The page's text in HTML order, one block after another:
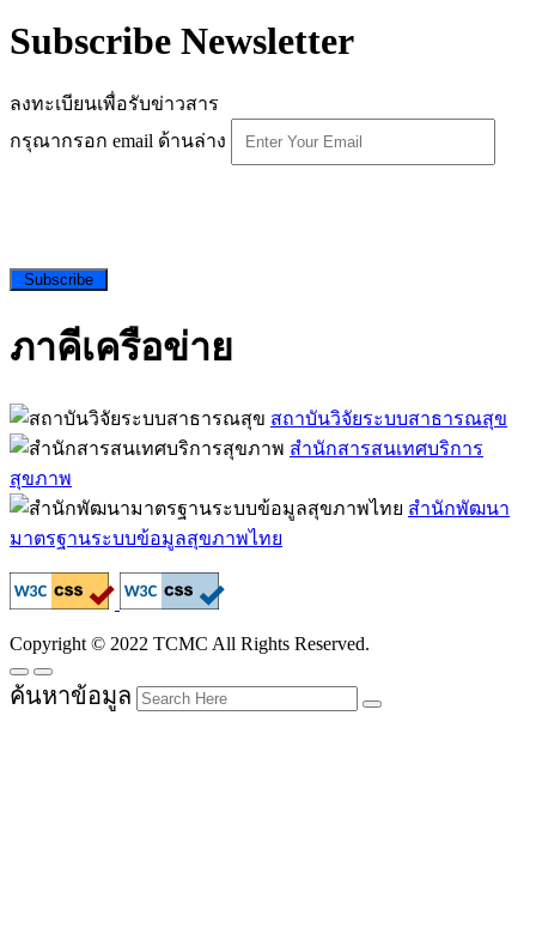
Subscribe Newsletter
ลงทะเบียนเพื่อรับข่าวสาร
กรุณากรอก email ด้านล่าง
Subscribe
ภาคีเครือข่าย
สถาบันวิจัยระบบสาธารณสุข
สำนักสารสนเทศบริการ
สุขภาพ
สำนักพัฒนา
มาตรฐานระบบข้อมูลสุขภาพไทย
Copyright © 2022 TCMC All Rights Reserved.
ค้นหาข้อมูล